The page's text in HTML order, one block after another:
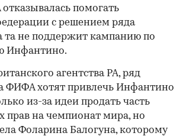
помогать
с решением ряда
та не поддержит кампанию по
Инфантино.
агентства PA, ряд
ФИФА хотят привлечь Инфантино
из-за идеи продать часть
прав на чемпионат мира, но
Фоларина Балогуна, которому